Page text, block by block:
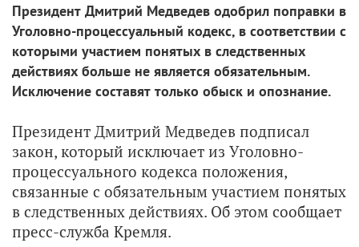
Президент Дмитрий Медведев одобрил поправки в
Уголовно-процессуальный кодекс, в соответствии с
которыми участием понятых в следственных
действиях больше не является обязательным.
Исключение составят только обыск и опознание.
Президент Дмитрий Медведев подписал
закон, который исключает из Уголовно-
процессуального кодекса положения,
связанные с обязательным участием понятых
в следственных действиях. Об этом сообщает
пресс-служба Кремля.